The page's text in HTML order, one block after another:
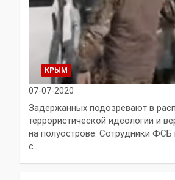
КРЫМ
07-07-2020
Задержанных подозревают в
террористической идеологии и
на полуострове. Сотрудники ФСБ
с…